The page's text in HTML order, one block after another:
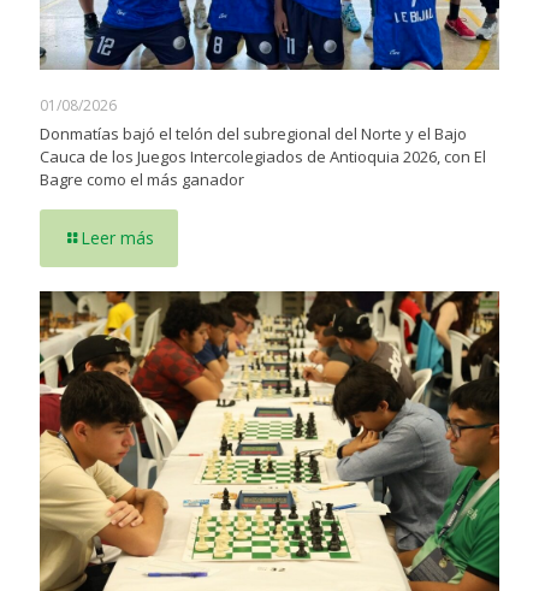
01/08/2026
Donmatías bajó el telón del subregional del Norte y el Bajo
Cauca de los Juegos Intercolegiados de Antioquia 2026, con El
Bagre como el más ganador
Leer más